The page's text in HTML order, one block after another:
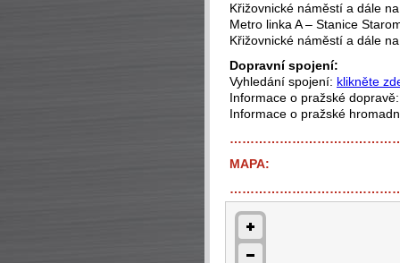
Křižovnické náměstí a dále
Metro linka A – Stanice
Křižovnické náměstí a dále
Dopravní spojení:
Vyhledání spojení: klikněte
Informace o pražské
Informace o pražské
MAPA: